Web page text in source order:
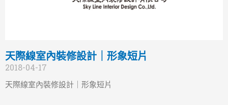
天際線室內裝修設計｜形象短片
2018-04-17
天際線室內裝修設計｜形象短片